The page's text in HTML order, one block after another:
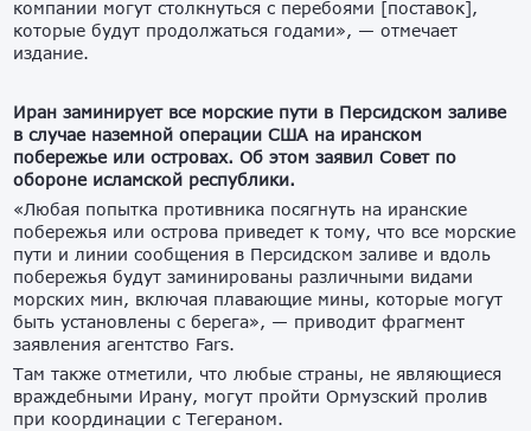
компании могут столкнуться с перебоями [поставок],
которые будут продолжаться годами», — отмечает
издание.
Иран заминирует все морские пути в Персидском заливе
в случае наземной операции США на иранском
побережье или островах. Об этом заявил Совет по
обороне исламской республики.
«Любая попытка противника посягнуть на иранские
побережья или острова приведет к тому, что все морские
пути и линии сообщения в Персидском заливе и вдоль
побережья будут заминированы различными видами
морских мин, включая плавающие мины, которые могут
быть установлены с берега», — приводит фрагмент
заявления агентство Fars.
Там также отметили, что любые страны, не являющиеся
враждебными Ирану, могут пройти Ормузский пролив
при координации с Тегераном.